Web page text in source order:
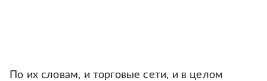
По их словам, и торговые сети, и в целом